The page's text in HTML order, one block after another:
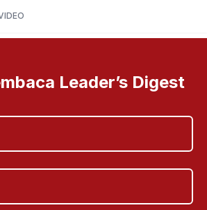
Leader’s Digest